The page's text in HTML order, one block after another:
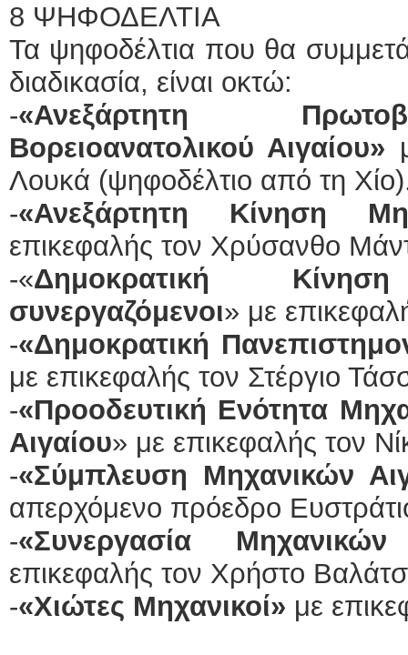
8 ΨΗΦΟΔΕΛΤΙΑ
Τα ψηφοδέλτια που θα
διαδικασία, είναι οκτώ:
-«Ανεξάρτητη
Βορειοανατολικού Αιγαίου»
Λουκά (ψηφοδέλτιο από τη
-«Ανεξάρτητη Κίνηση
επικεφαλής τον Χρύσανθο
-«Δημοκρατική
συνεργαζόμενοι» με
-«Δημοκρατική
με επικεφαλής τον Στέργιο
-«Προοδευτική Ενότητα
Αιγαίου» με επικεφαλής τον
-«Σύμπλευση Μηχανικών
απερχόμενο πρόεδρο
-«Συνεργασία
επικεφαλής τον Χρήστο
-«Χιώτες Μηχανικοί» με